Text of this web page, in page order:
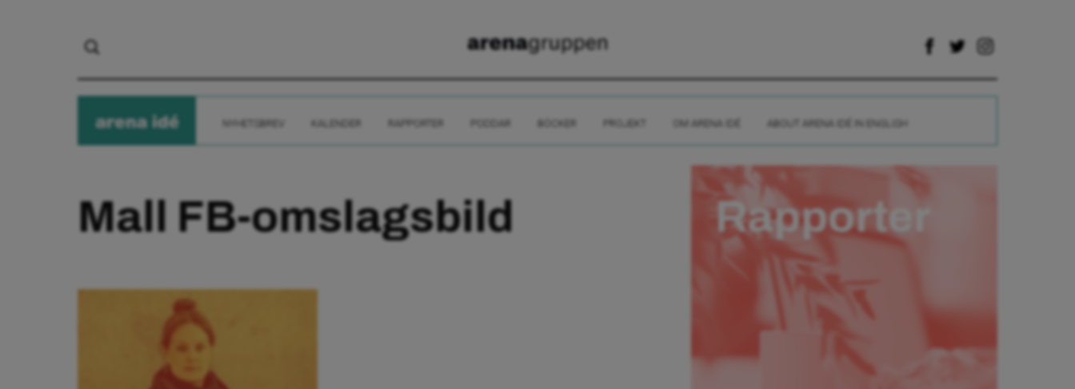
arenaide KALENDER RAPPORTER BÖCKER PROJEKT OM ARENA IDÉ ABOUT ARENA IDÉ IN ENGLISH
Mall FB-omslagsbild Rapporter